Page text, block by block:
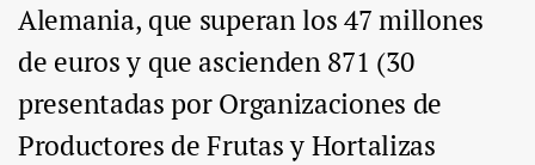
Alemania, que superan los 47 millones
de euros y que ascienden 871 (30
presentadas por Organizaciones de
Productores de Frutas y Hortalizas